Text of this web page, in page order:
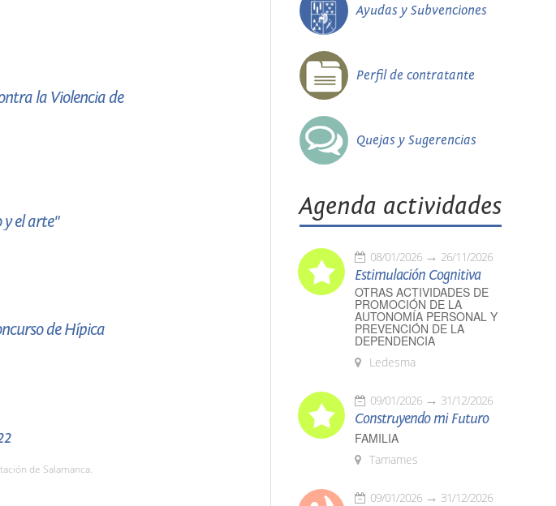
la Violencia de
y el arte"
de Hípica
de Salamanca.
Ayudas y Subvenciones
Perfil de contratante
Quejas y Sugerencias
Agenda actividades
08/01/2026 26/11/2026
Estimulación Cognitiva
OTRAS ACTIVIDADES DE
PROMOCIÓN DE LA
AUTONOMÍA PERSONAL Y
PREVENCIÓN DE LA
DEPENDENCIA
Ledesma
09/01/2026 31/12/2026
Construyendo mi Futuro
FAMILIA
Tamames
09/01/2026 31/12/2026